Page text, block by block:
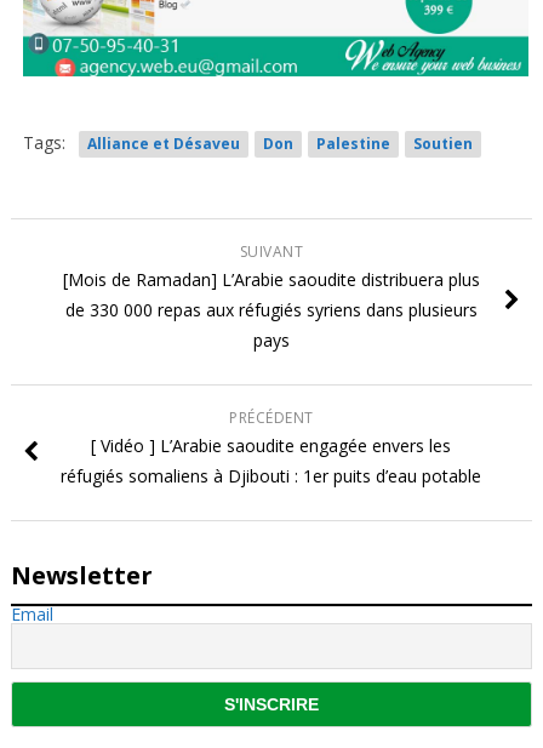
Tags: Alliance et Désaveu Don Palestine Soutien
SUIVANT
[Mois de Ramadan] L’Arabie saoudite distribuera plus
de 330 000 repas aux réfugiés syriens dans plusieurs
pays
PRÉCÉDENT
[ Vidéo ] L’Arabie saoudite engagée envers les
réfugiés somaliens à Djibouti : 1er puits d’eau potable
Newsletter
Email